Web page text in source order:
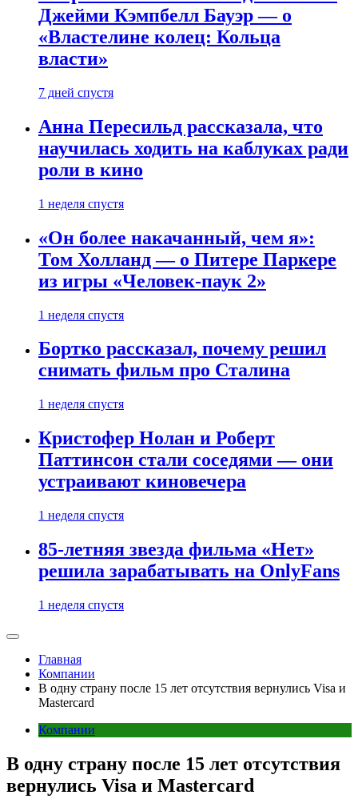
Джейми Кэмпбелл Бауэр — о
«Властелине колец: Кольца
власти»
7 дней спустя
Анна Пересильд рассказала, что
научилась ходить на каблуках ради
роли в кино
1 неделя спустя
«Он более накачанный, чем я»:
Том Холланд — о Питере Паркере
из игры «Человек-паук 2»
1 неделя спустя
Бортко рассказал, почему решил
снимать фильм про Сталина
1 неделя спустя
Кристофер Нолан и Роберт
Паттинсон стали соседями — они
устраивают киновечера
1 неделя спустя
85-летняя звезда фильма «Нет»
решила зарабатывать на OnlyFans
1 неделя спустя
Главная
Компании
В одну страну после 15 лет отсутствия вернулись Visa и
Mastercard
Компании
В одну страну после 15 лет отсутствия
вернулись Visa и Mastercard